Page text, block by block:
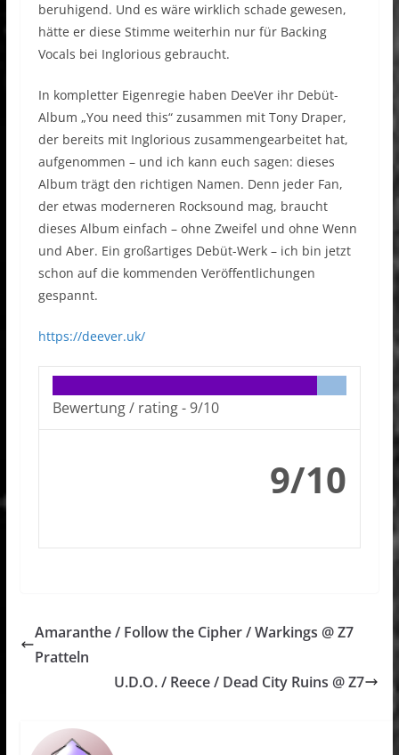
beruhigend. Und es wäre wirklich schade gewesen,
hätte er diese Stimme weiterhin nur für Backing
Vocals bei Inglorious gebraucht.
In kompletter Eigenregie haben DeeVer ihr Debüt-
Album „You need this“ zusammen mit Tony Draper,
der bereits mit Inglorious zusammengearbeitet hat,
aufgenommen – und ich kann euch sagen: dieses
Album trägt den richtigen Namen. Denn jeder Fan,
der etwas moderneren Rocksound mag, braucht
dieses Album einfach – ohne Zweifel und ohne Wenn
und Aber. Ein großartiges Debüt-Werk – ich bin jetzt
schon auf die kommenden Veröffentlichungen
gespannt.
https://deever.uk/
Bewertung / rating -9/10
9/10
Amaranthe / Follow the Cipher / Warkings @ Z7
Pratteln
U.D.O. / Reece / Dead City Ruins @ Z7